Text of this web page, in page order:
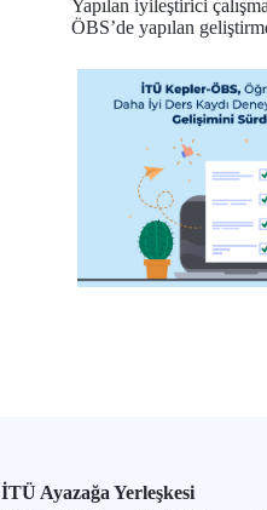
Yapılan iyileştirici
ÖBS’de yapılan
İTÜ Ayazağa Yerleşkesi